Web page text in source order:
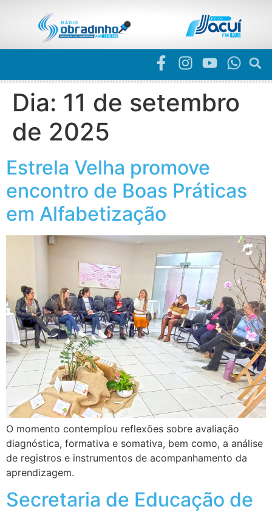
Dia: 11 de setembro
de 2025
Estrela Velha promove
encontro de Boas Práticas
em Alfabetização
O momento contemplou reflexões sobre avaliação
diagnóstica, formativa e somativa, bem como, a análise
de registros e instrumentos de acompanhamento da
aprendizagem.
Secretaria de Educação de